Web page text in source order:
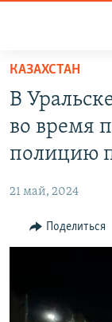
Вернуться
основному
содержанию
Вернутся
главной
Вернутся
ПОДПИСКА
КОНТАКТЫ
НАСТОЯЩЕЕ
МИГРАНТ
КАЗАХСТАН
В
во время
полицию
21 май, 2024
Поделиться